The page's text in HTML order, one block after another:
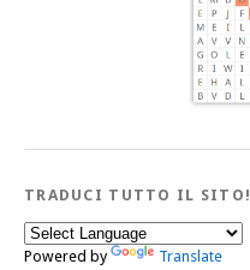
TRADUCI TUTTO IL SITO!
Powered by Translate